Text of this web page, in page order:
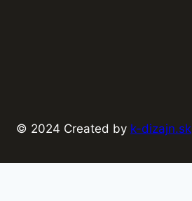
© 2024 Created by k-dizajn.sk